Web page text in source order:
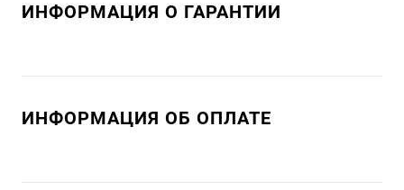
ИНФОРМАЦИЯ О ГАРАНТИИ
ИНФОРМАЦИЯ ОБ ОПЛАТЕ